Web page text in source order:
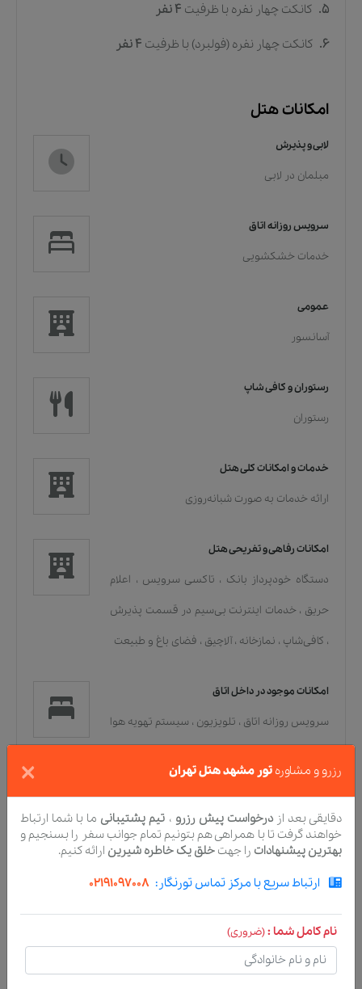
5. کانکت چهار نفره با ظرفیت 4 نفر
6. کانکت چهار نفره (فولبرد) با ظرفیت 4 نفر
امکانات هتل
لابی و پذیرش
مبلمان در لابی
سرویس روزانه اتاق
خدمات خشکشویی
عمومی
آسانسور
رستوران و کافی شاپ
رستوران
خدمات و امکانات کلی هتل
ارائه خدمات به صورت شبانه‌روزی
امکانات رفاهی و تفریحی هتل
دستگاه خودپرداز بانک ، تاکسی سرویس ، اعلام
حریق ، خدمات اينترنت بی‌سیم در قسمت پذیرش
، کافی‌شاپ ، نمازخانه ، آلاچیق ، فضای باغ و طبیعت
امکانات موجود در داخل اتاق
سرویس روزانه اتاق ، تلویزیون ، سیستم تهویه هوا
قوانین هتل
لطفا توجه داشته باشید که در ایام عید نوروز،
ایام مناسبتی، تعطیلات رسمی و زمان های
رزرو و مشاوره تور مشهد هتل تهران ×
دقایقی بعد ازدرخواست پیش رزرو ، تیم پشتیبانی ما با شما ارتباط
خواهند گرفت تا با همراهی هم بتونیم تمام جوانب سفر را بسنجیم و
بهترین پیشنهادات را جهت خلق یک خاطره شیرین ارائه کنیم.
ارتباط سریع با مرکز تماس تورنگار: 02191097008
نام کامل شما :(ضروری)